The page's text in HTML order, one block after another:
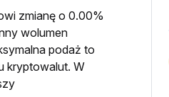
zmianę o 0.00%
wolumen
podaż to
kryptowalut. W